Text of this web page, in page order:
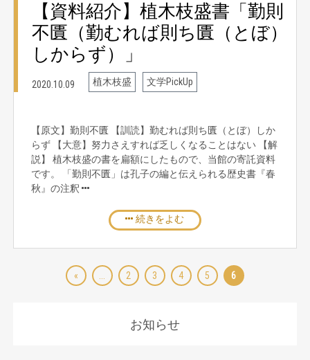
【資料紹介】植木枝盛書「勤則
不匱（勤むれば則ち匱（とぼ）
しからず）」
2020.10.09 植木枝盛 文学PickUp
【原文】勤則不匱 【訓読】勤むれば則ち匱（とぼ）しか
らず 【大意】努力さえすれば乏しくなることはない 【解
説】 植木枝盛の書を扁額にしたもので、当館の寄託資料
です。 「勤則不匱」は孔子の編と伝えられる歴史書『春
秋』の注釈
続きをよむ
« 2 3 4 5 6
お知らせ